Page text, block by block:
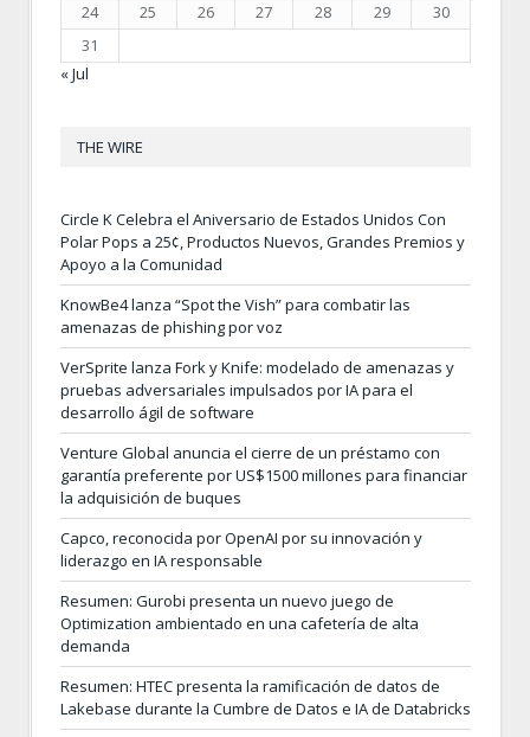
24
25 26 27 28 29
30
31
« Jul
THE WIRE
Circle K Celebra el Aniversario de Estados Unidos Con
Polar Pops a 25¢, Productos Nuevos, Grandes Premios y
Apoyo a la Comunidad
KnowBe4 lanza “Spot the Vish” para combatir las
amenazas de phishing por voz
VerSprite lanza Fork y Knife: modelado de amenazas y
pruebas adversariales impulsados por IA para el
desarrollo ágil de software
Venture Global anuncia el cierre de un préstamo con
garantía preferente por US$1500 millones para financiar
la adquisición de buques
Capco, reconocida por OpenAI por su innovación y
liderazgo en IA responsable
Resumen: Gurobi presenta un nuevo juego de
Optimization ambientado en una cafetería de alta
demanda
Resumen: HTEC presenta la ramificación de datos de
Lakebase durante la Cumbre de Datos e IA de Databricks